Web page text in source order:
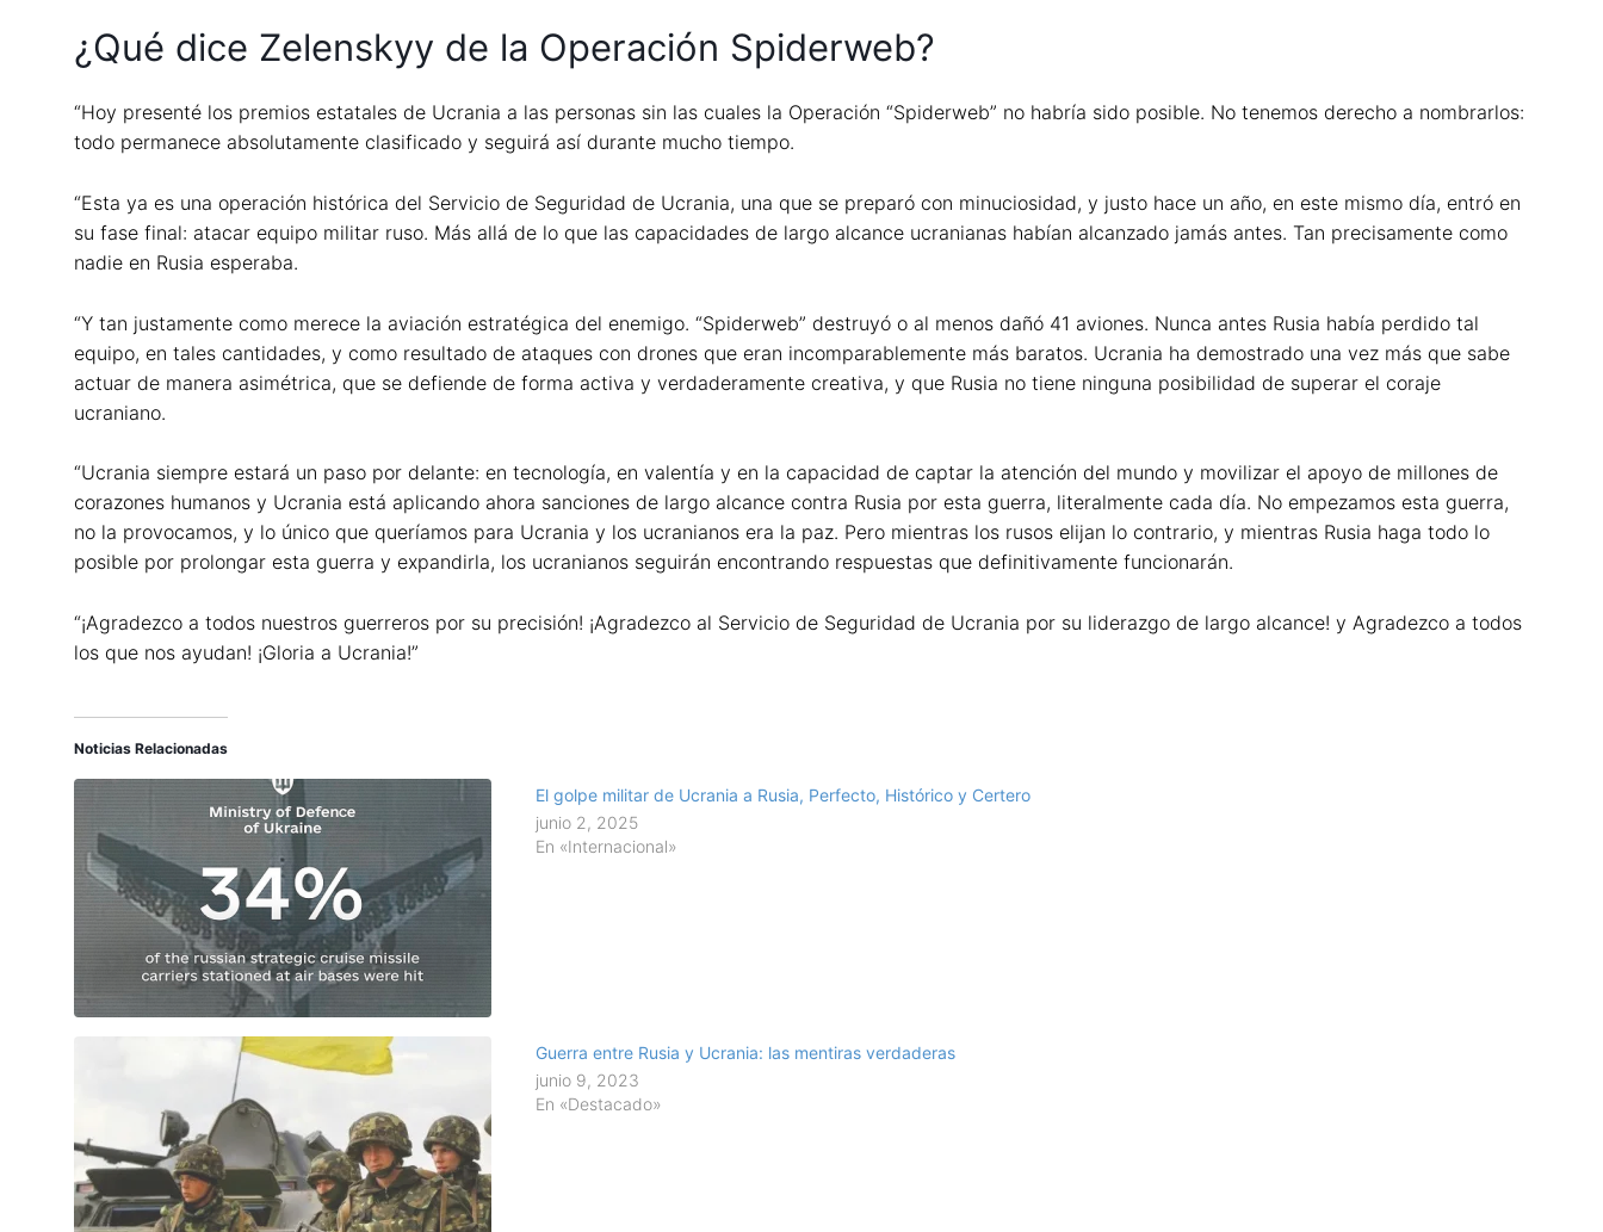
¿Qué dice Zelenskyy de la Operación Spiderweb?
“Hoy presenté los premios estatales de Ucrania a las personas sin las cuales la Operación “Spiderweb” no habría sido posible. No tenemos derecho a nombrarlos:
todo permanece absolutamente clasificado y seguirá así durante mucho tiempo.
“Esta ya es una operación histórica del Servicio de Seguridad de Ucrania, una que se preparó con minuciosidad, y justo hace un año, en este mismo día, entró en
su fase final: atacar equipo militar ruso. Más allá de lo que las capacidades de largo alcance ucranianas habían alcanzado jamás antes. Tan precisamente como
nadie en Rusia esperaba.
“Y tan justamente como merece la aviación estratégica del enemigo. “Spiderweb” destruyó o al menos dañó 41 aviones. Nunca antes Rusia había perdido tal
equipo, en tales cantidades, y como resultado de ataques con drones que eran incomparablemente más baratos. Ucrania ha demostrado una vez más que sabe
actuar de manera asimétrica, que se defiende de forma activa y verdaderamente creativa, y que Rusia no tiene ninguna posibilidad de superar el coraje
ucraniano.
“Ucrania siempre estará un paso por delante: en tecnología, en valentía y en la capacidad de captar la atención del mundo y movilizar el apoyo de millones de
corazones humanos y Ucrania está aplicando ahora sanciones de largo alcance contra Rusia por esta guerra, literalmente cada día. No empezamos esta guerra,
no la provocamos, y lo único que queríamos para Ucrania y los ucranianos era la paz. Pero mientras los rusos elijan lo contrario, y mientras Rusia haga todo lo
posible por prolongar esta guerra y expandirla, los ucranianos seguirán encontrando respuestas que definitivamente funcionarán.
“¡Agradezco a todos nuestros guerreros por su precisión! ¡Agradezco al Servicio de Seguridad de Ucrania por su liderazgo de largo alcance! y Agradezco a todos
los que nos ayudan! ¡Gloria a Ucrania!”
Noticias Relacionadas
El golpe militar de Ucrania a Rusia, Perfecto, Histórico y Certero
junio 2, 2025
En «Internacional»
Guerra entre Rusia y Ucrania: las mentiras verdaderas
junio 9, 2023
En «Destacado»